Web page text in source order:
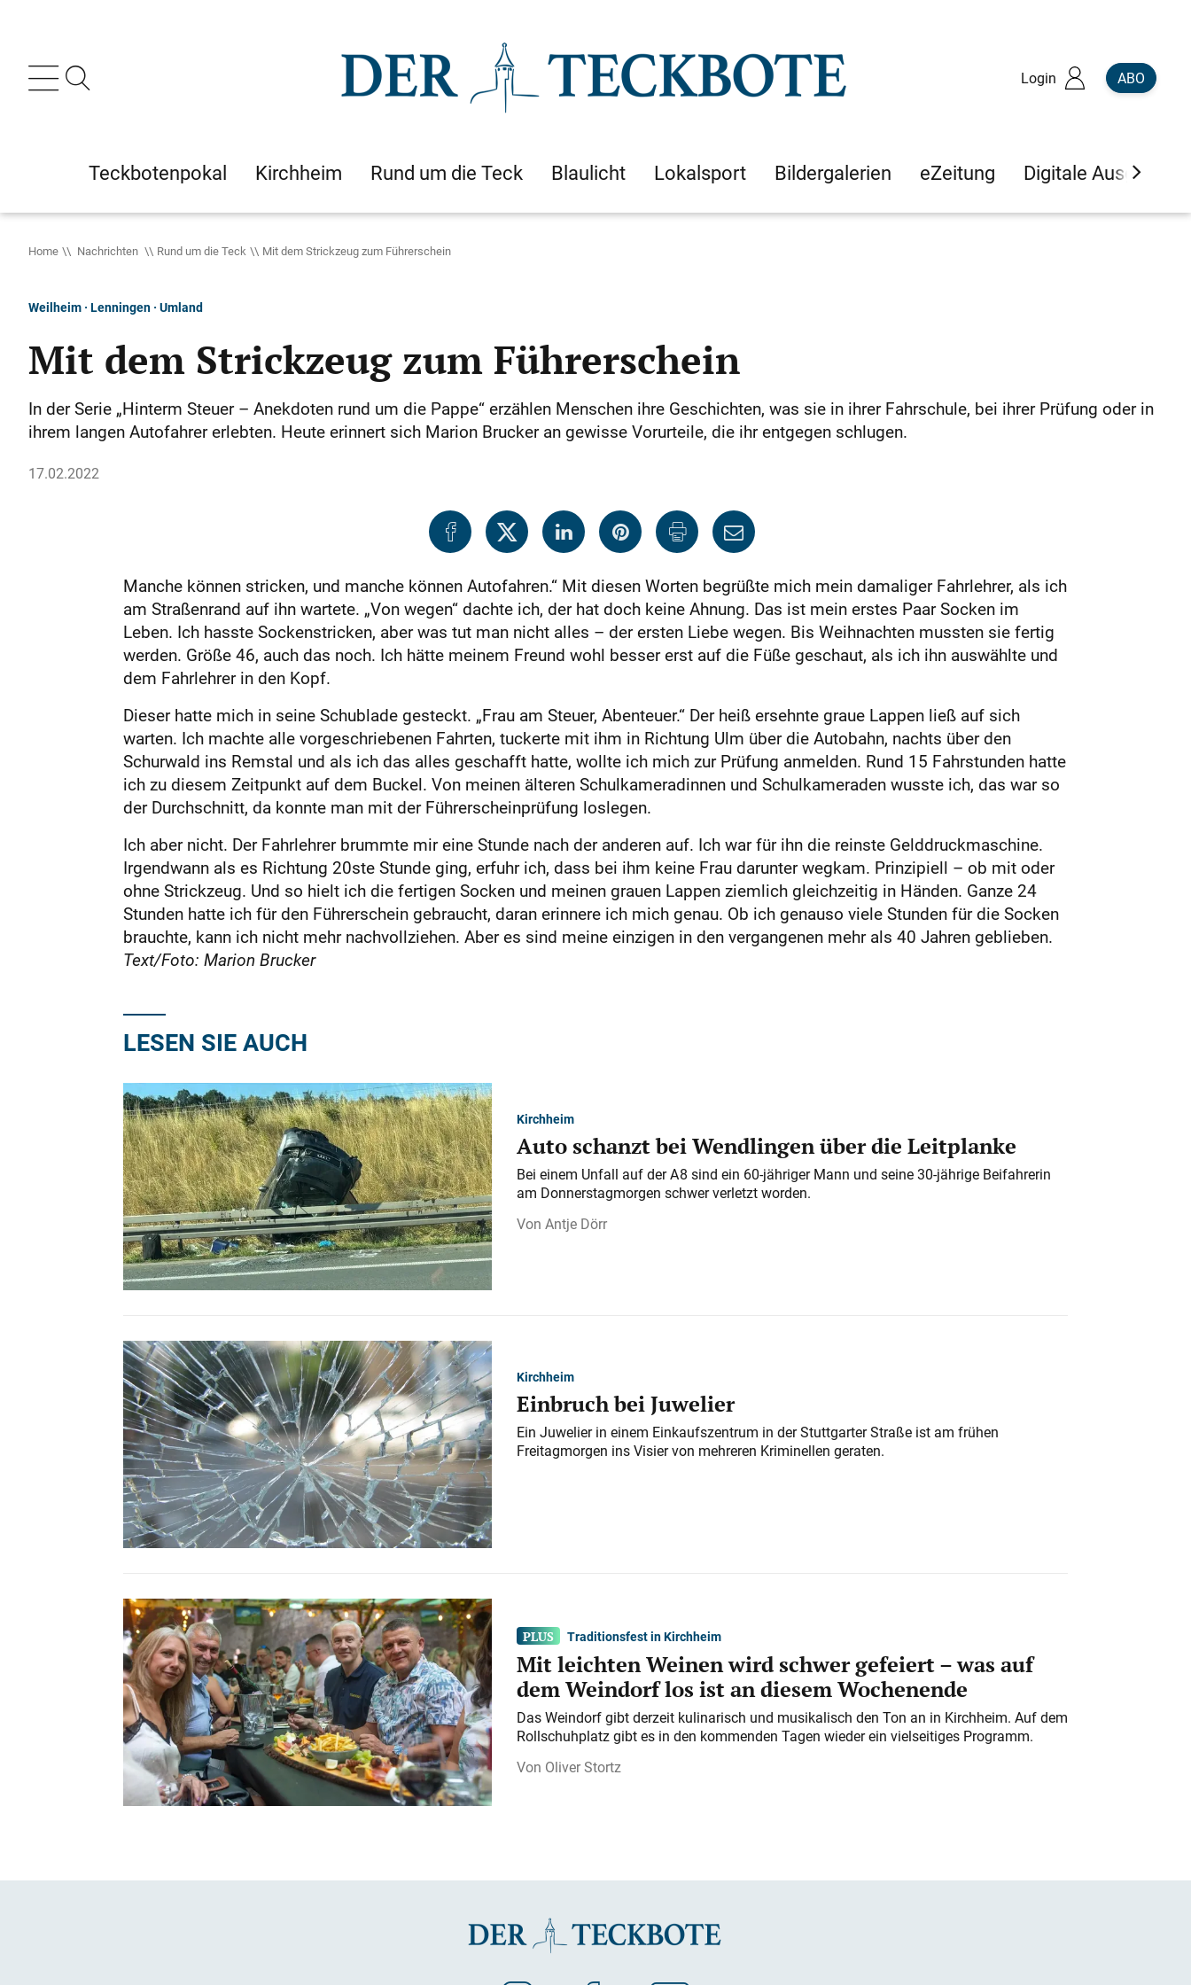
Login ABO
Teckbotenpokal Kirchheim Rund um die Teck Blaulicht Lokalsport Bildergalerien eZeitung Digitale Ausgaben
Home Nachrichten Rund um die Teck Mit dem Strickzeug zum Führerschein
Weilheim · Lenningen · Umland
Mit dem Strickzeug zum Führerschein
In der Serie „Hinterm Steuer – Anekdoten rund um die Pappe“ erzählen Menschen ihre Geschichten, was sie in ihrer Fahrschule, bei ihrer Prüfung oder in
ihrem langen Autofahrer erlebten. Heute erinnert sich Marion Brucker an gewisse Vorurteile, die ihr entgegen schlugen.
17.02.2022
Manche können stricken, und manche können Autofahren.“ Mit diesen Worten begrüßte mich mein damaliger Fahrlehrer, als ich
am Straßenrand auf ihn wartete. „Von wegen“ dachte ich, der hat doch keine Ahnung. Das ist mein erstes Paar Socken im
Leben. Ich hasste Sockenstricken, aber was tut man nicht alles – der ersten Liebe wegen. Bis Weihnachten mussten sie fertig
werden. Größe 46, auch das noch. Ich hätte meinem Freund wohl besser erst auf die Füße geschaut, als ich ihn auswählte und
dem Fahrlehrer in den Kopf.
Dieser hatte mich in seine Schublade gesteckt. „Frau am Steuer, Abenteuer.“ Der heiß ersehnte graue Lappen ließ auf sich
warten. Ich machte alle vorgeschriebenen Fahrten, tuckerte mit ihm in Richtung Ulm über die Autobahn, nachts über den
Schurwald ins Remstal und als ich das alles geschafft hatte, wollte ich mich zur Prüfung anmelden. Rund 15 Fahrstunden hatte
ich zu diesem Zeitpunkt auf dem Buckel. Von meinen älteren Schulkameradinnen und Schulkameraden wusste ich, das war so
der Durchschnitt, da konnte man mit der Führerscheinprüfung loslegen.
Ich aber nicht. Der Fahrlehrer brummte mir eine Stunde nach der anderen auf. Ich war für ihn die reinste Gelddruckmaschine.
Irgendwann als es Richtung 20ste Stunde ging, erfuhr ich, dass bei ihm keine Frau darunter wegkam. Prinzipiell – ob mit oder
ohne Strickzeug. Und so hielt ich die fertigen Socken und meinen grauen Lappen ziemlich gleichzeitig in Händen. Ganze 24
Stunden hatte ich für den Führerschein gebraucht, daran erinnere ich mich genau. Ob ich genauso viele Stunden für die Socken
brauchte, kann ich nicht mehr nachvollziehen. Aber es sind meine einzigen in den vergangenen mehr als 40 Jahren geblieben.
Text/Foto: Marion Brucker
LESEN SIE AUCH
Kirchheim
Auto schanzt bei Wendlingen über die Leitplanke
Bei einem Unfall auf der A 8 sind ein 60-jähriger Mann und seine 30-jährige Beifahrerin
am Donnerstagmorgen schwer verletzt worden.
Antje Dörr
Kirchheim
Einbruch bei Juwelier
Ein Juwelier in einem Einkaufszentrum in der Stuttgarter Straße ist am frühen
Freitagmorgen ins Visier von mehreren Kriminellen geraten.
Traditionsfest in Kirchheim
Mit leichten Weinen wird schwer gefeiert – was auf
dem Weindorf los ist an diesem Wochenende
Das Weindorf gibt derzeit kulinarisch und musikalisch den Ton an in Kirchheim. Auf dem
Rollschuhplatz gibt es in den kommenden Tagen wieder ein vielseitiges Programm.
Oliver Stortz